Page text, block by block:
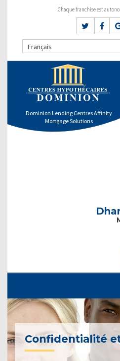
Chaque franchise est
Français
Dominion Lending Centres Affinity
Mortgage Solutions
Confidentialité